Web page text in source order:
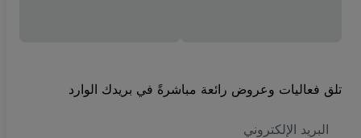
تلق فعاليات وعروض رائعة مباشرةً في بريدك الوارد
الاكتروني